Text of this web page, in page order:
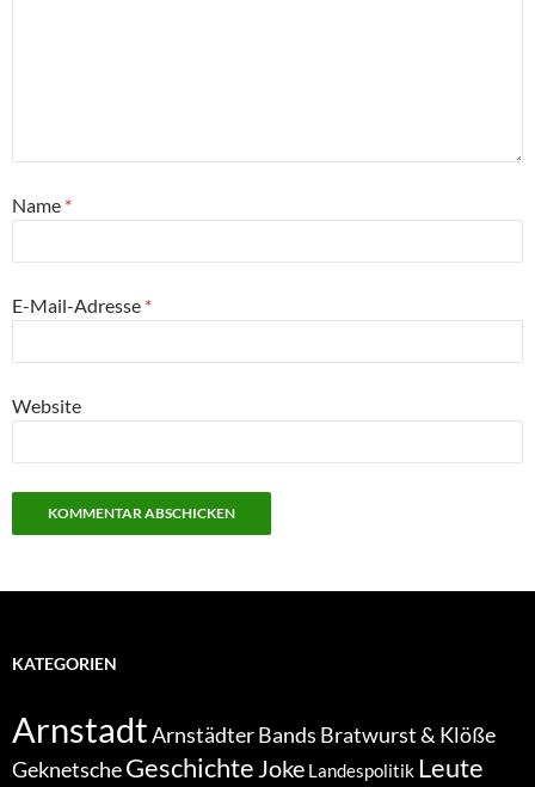
Name *
E-Mail-Adresse *
Website
KATEGORIEN
ArnstadtArnstädter Bands Bratwurst & Klöße
GeknetscheGeschichte Joke Landespolitik Leute